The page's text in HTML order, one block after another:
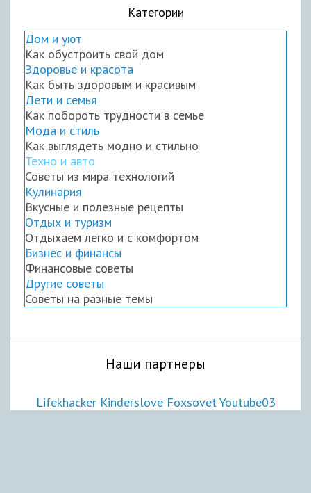
Категории
Дом и уют
Как обустроить свой дом
Здоровье и красота
Как быть здоровым и красивым
Дети и семья
Как побороть трудности в семье
Мода и стиль
Как выглядеть модно и стильно
Техно и авто
Советы из мира технологий
Кулинария
Вкусные и полезные рецепты
Отдых и туризм
Отдыхаем легко и с комфортом
Бизнес и финансы
Финансовые советы
Другие советы
Советы на разные темы
Наши партнеры
Lifekhacker Kinderslove FoxsovetYoutube03